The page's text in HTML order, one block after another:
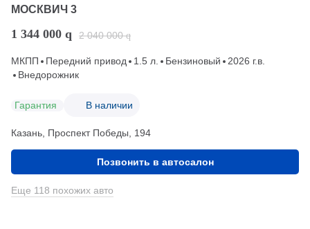
МОСКВИЧ 3
1 344 000 q 2 040 000 q
МКПП Передний привод 1.5 л. Бензиновый
2026 г.в.
Внедорожник
Гарантия В наличии
Казань, Проспект Победы, 194
Позвонить в автосалон
Еще 118 похожих авто